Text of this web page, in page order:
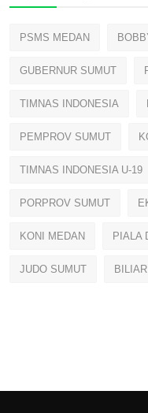
PSMS MEDAN
GUBERNUR SUMUT
TIMNAS INDONESIA
PEMPROV SUMUT
TIMNAS INDONESIA U-19
PORPROV SUMUT
KONI MEDAN PIALA
JUDO SUMUT